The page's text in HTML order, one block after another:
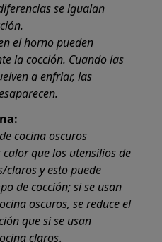
se igualan
el horno pueden
la cocción. Cuando las
a enfriar, las
cocina oscuros
que los utensilios de
claros y esto puede
de cocción; si se usan
oscuros, se reduce el
que si se usan
claros.